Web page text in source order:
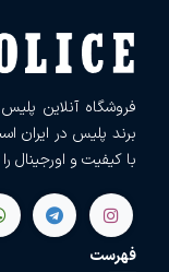
فروشگاه آنلاین
برند پلیس در ایران
با کیفیت و اورجینال
فهرست